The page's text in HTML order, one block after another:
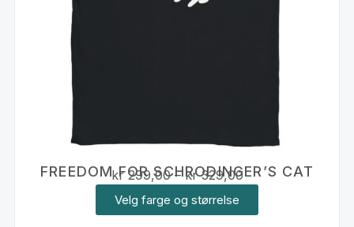
FREEDOM FOR SCHRODINGER’S CAT
kr299,00 – kr329,00
Velg farge og størrelse